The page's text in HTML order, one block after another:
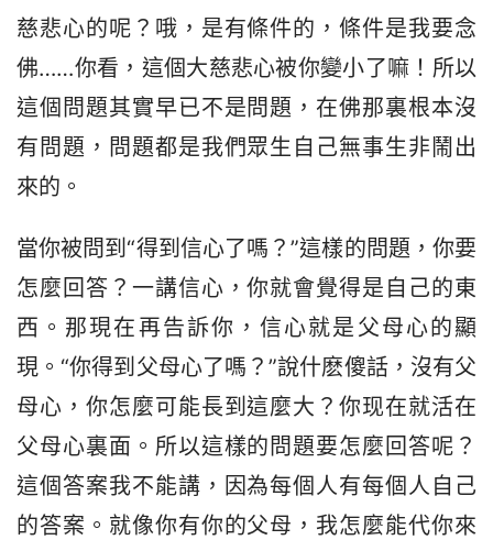
慈悲心的呢？哦，是有條件的，條件是我要念
佛……你看，這個大慈悲心被你變小了嘛！所以
這個問題其實早已不是問題，在佛那裏根本沒
有問題，問題都是我們眾生自己無事生非鬧出
來的。
當你被問到“得到信心了嗎？”這樣的問題，你要
怎麼回答？一講信心，你就會覺得是自己的東
西。那現在再告訴你，信心就是父母心的顯
現。“你得到父母心了嗎？”說什麽傻話，沒有父
母心，你怎麼可能長到這麼大？你现在就活在
父母心裏面。所以這樣的問題要怎麼回答呢？
這個答案我不能講，因為每個人有每個人自己
的答案。就像你有你的父母，我怎麼能代你來